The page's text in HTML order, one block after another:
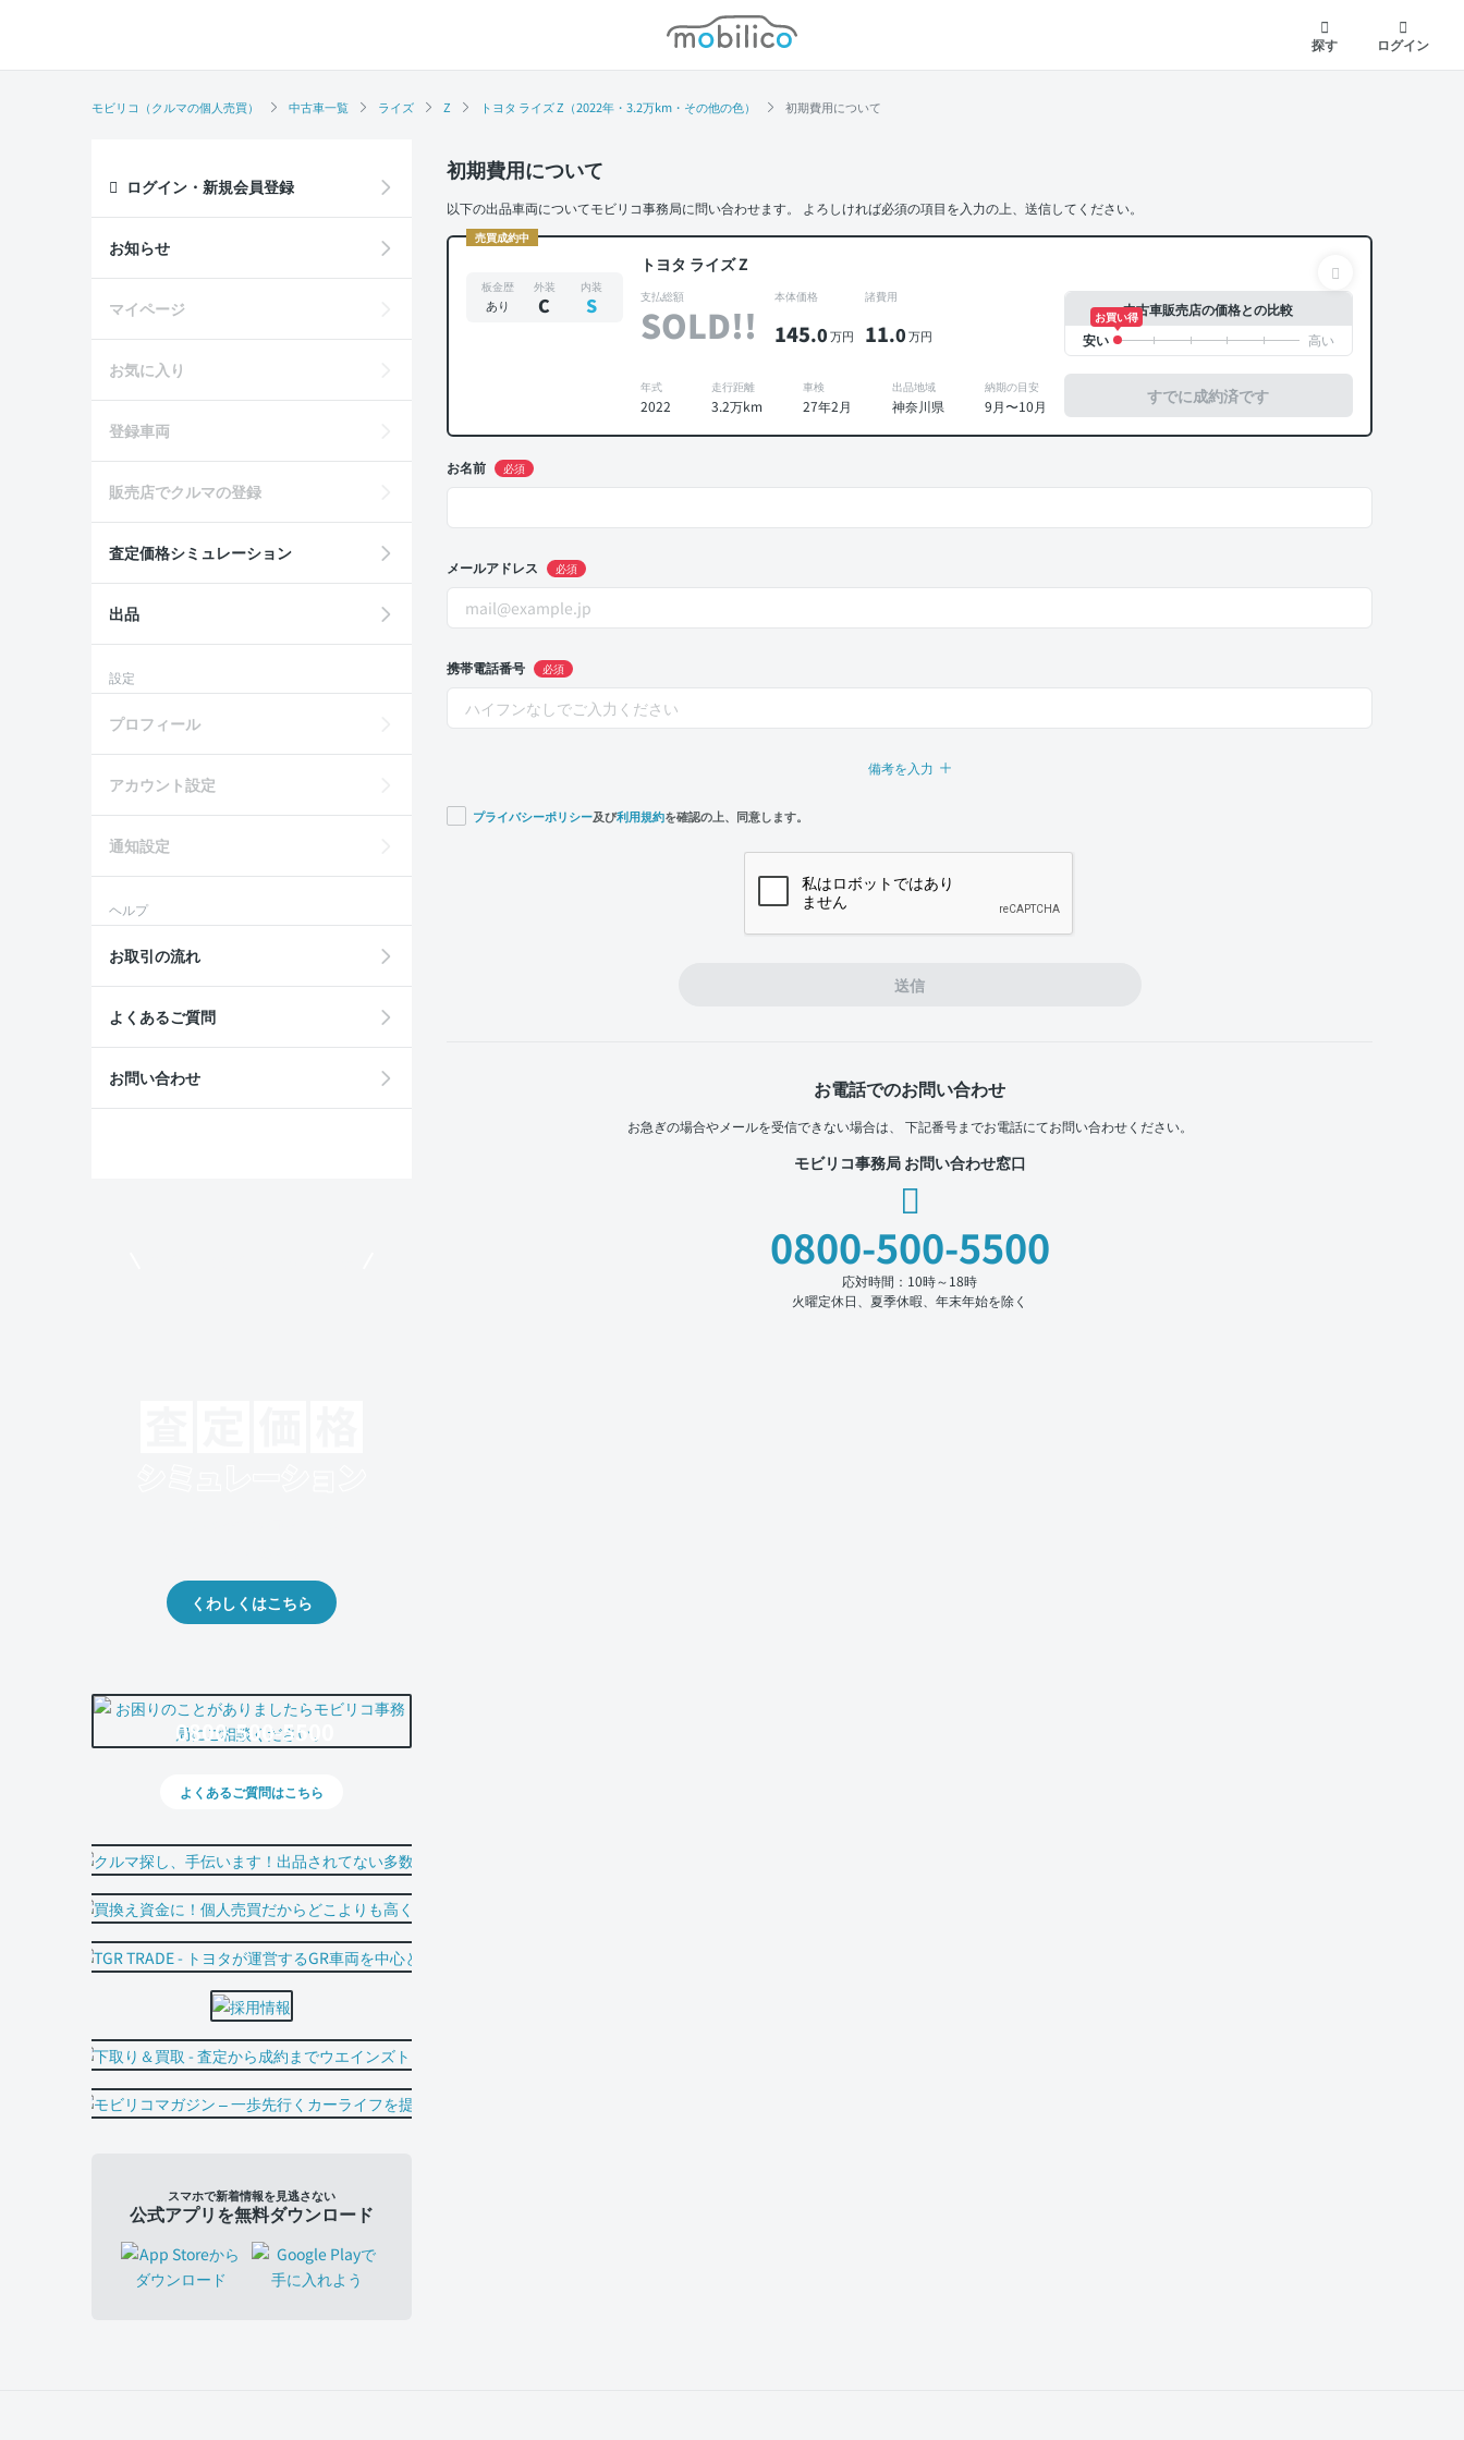
モビリコ
探す
ログイン
モビリコ（クルマの個人売買） 中古車一覧 ライズ Z トヨタ ライズ Z（2022年・3.2万km・その他の色） 初期費用について
初期費用について
以下の出品車両についてモビリコ事務局に問い合わせます。 よろしければ必須の項目を入力の上、送信してください。
売買成約中
トヨタ ライズ Z
板金歴
あり
外装
C
内装
S 支払総額
SOLD!!
本体価格
145.0万円
諸費用
11.0万円
年式
2022
走行距離
3.2万km
車検
27年2月
出品地域
神奈川県
納期の目安
9月〜10月
中古車販売店の価格との比較
お買い得
すでに成約済です
お名前 必須
メールアドレス 必須
携帯電話番号 必須
備考を入力
プライバシーポリシー及び利用規約を確認の上、同意します。
送信
お電話でのお問い合わせ
お急ぎの場合やメールを受信できない場合は、 下記番号までお電話にてお問い合わせください。
モビリコ事務局 お問い合わせ窓口
0800-500-5500
応対時間：10時～18時
火曜定休日、夏季休暇、年末年始を除く
ログイン・新規会員登録
お知らせ
マイページ
お気に入り
登録車両
販売店でクルマの登録
査定価格シミュレーション
出品
設定
プロフィール
アカウント設定
通知設定
ヘルプ
お取引の流れ
よくあるご質問
お問い合わせ
くわしくはこちら
0800-500-5500
よくあるご質問はこちら
スマホで新着情報を見逃さない
公式アプリを無料ダウンロード